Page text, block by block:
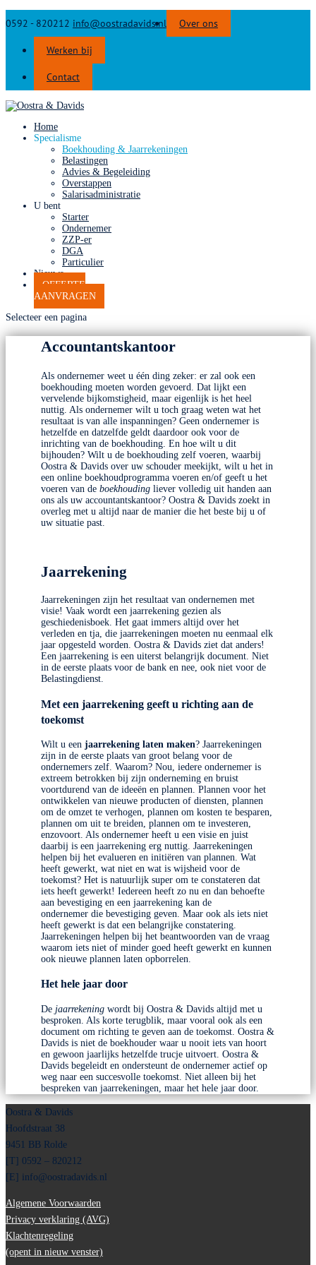
0592 - 820212 info@oostradavids.nl Over ons
Werken bij
Contact
Home
Specialisme
Boekhouding & Jaarrekeningen
Belastingen
Advies & Begeleiding
Overstappen
Salarisadministratie
U bent
Starter
Ondernemer
ZZP-er
DGA
Particulier
Nieuws
OFFERTE
AANVRAGEN
Selecteer een pagina
Accountantskantoor
Als ondernemer weet u één ding zeker: er zal ook een
boekhouding moeten worden gevoerd. Dat lijkt een
vervelende bijkomstigheid, maar eigenlijk is het heel
nuttig. Als ondernemer wilt u toch graag weten wat het
resultaat is van alle inspanningen? Geen ondernemer is
hetzelfde en datzelfde geldt daardoor ook voor de
inrichting van de boekhouding. En hoe wilt u dit
bijhouden? Wilt u de boekhouding zelf voeren, waarbij
Oostra & Davids over uw schouder meekijkt, wilt u het in
een online boekhoudprogramma voeren en/of geeft u het
voeren van de boekhouding liever volledig uit handen aan
ons als uw accountantskantoor? Oostra & Davids zoekt in
overleg met u altijd naar de manier die het beste bij u of
uw situatie past.
Jaarrekening
Jaarrekeningen zijn het resultaat van ondernemen met
visie! Vaak wordt een jaarrekening gezien als
geschiedenisboek. Het gaat immers altijd over het
verleden en tja, die jaarrekeningen moeten nu eenmaal elk
jaar opgesteld worden. Oostra & Davids ziet dat anders!
Een jaarrekening is een uiterst belangrijk document. Niet
in de eerste plaats voor de bank en nee, ook niet voor de
Belastingdienst.
Met een jaarrekening geeft u richting aan de
toekomst
Wilt u een jaarrekening laten maken? Jaarrekeningen
zijn in de eerste plaats van groot belang voor de
ondernemers zelf. Waarom? Nou, iedere ondernemer is
extreem betrokken bij zijn onderneming en bruist
voortdurend van de ideeën en plannen. Plannen voor het
ontwikkelen van nieuwe producten of diensten, plannen
om de omzet te verhogen, plannen om kosten te besparen,
plannen om uit te breiden, plannen om te investeren,
enzovoort. Als ondernemer heeft u een visie en juist
daarbij is een jaarrekening erg nuttig. Jaarrekeningen
helpen bij het evalueren en initiëren van plannen. Wat
heeft gewerkt, wat niet en wat is wijsheid voor de
toekomst? Het is natuurlijk super om te constateren dat
iets heeft gewerkt! Iedereen heeft zo nu en dan behoefte
aan bevestiging en een jaarrekening kan de
ondernemer die bevestiging geven. Maar ook als iets niet
heeft gewerkt is dat een belangrijke constatering.
Jaarrekeningen helpen bij het beantwoorden van de vraag
waarom iets niet of minder goed heeft gewerkt en kunnen
ook nieuwe plannen laten opborrelen.
Het hele jaar door
De jaarrekening wordt bij Oostra & Davids altijd met u
besproken. Als korte terugblik, maar vooral ook als een
document om richting te geven aan de toekomst. Oostra &
Davids is niet de boekhouder waar u nooit iets van hoort
en gewoon jaarlijks hetzelfde trucje uitvoert. Oostra &
Davids begeleidt en ondersteunt de ondernemer actief op
weg naar een succesvolle toekomst. Niet alleen bij het
bespreken van jaarrekeningen, maar het hele jaar door.
Oostra & Davids
Hoofdstraat 38
9451 BB Rolde
[T] 0592 – 820212
[E] info@oostradavids.nl
Algemene Voorwaarden
Privacy verklaring (AVG)
Klachtenregeling
(opent in nieuw venster)